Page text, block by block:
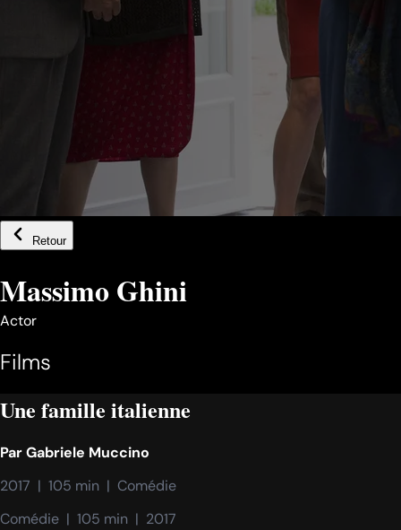
Retour
Massimo Ghini
Actor
Films
Une famille italienne
ParGabriele Muccino
2017  |  105 min  |  Comédie
Comédie  |  105 min  |  2017